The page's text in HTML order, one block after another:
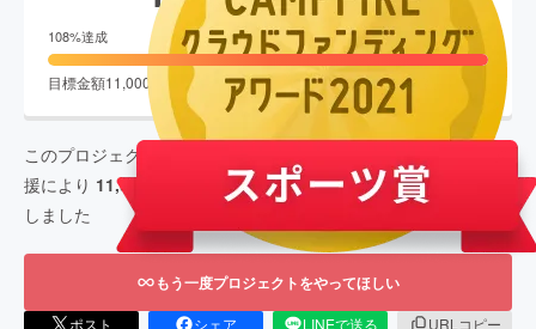
108%達成 終了
目標金額11,000,000 円 支援者数
このプロジェクトは、
援により 11,989,112 円の資金を集め、2021/05/23に募集を終了
しました
もう一度プロジェクトをやってほしい
ポスト シェア LINEで送る
URLコピー